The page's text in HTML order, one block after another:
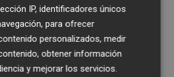
a decirse: 'Mirad, nosotros
El propietario sabe lo
que tener las agallas
no importa lo buenos
IP, identificadores únicos
para ofrecer
personalizados, medir
obtener información
y mejorar los servicios.